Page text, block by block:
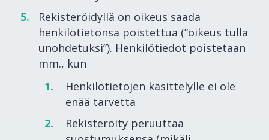
Rekisteröidyllä on oikeus saada
henkilötietonsa poistettua (”oikeus tulla
unohdetuksi”). Henkilötiedot poistetaan
mm., kun
Henkilötietojen käsittelylle ei ole
enää tarvetta
Rekisteröity peruuttaa